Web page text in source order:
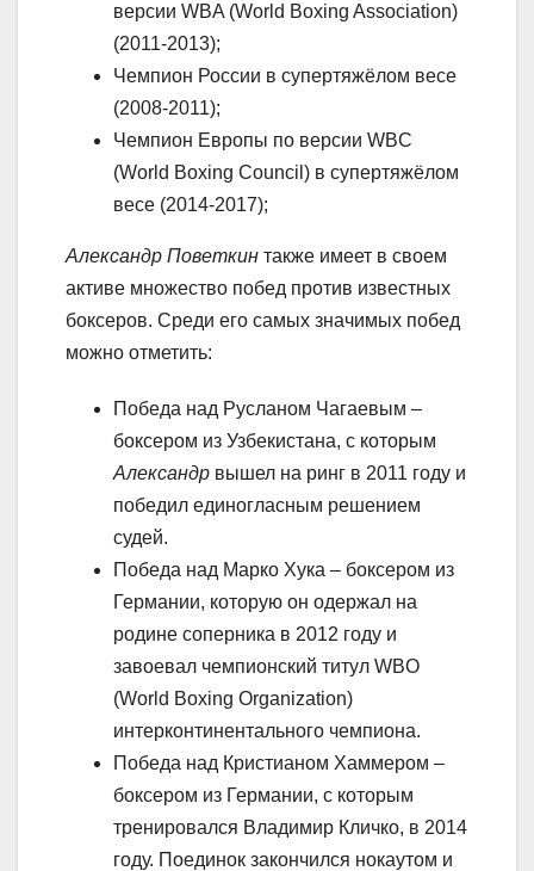
версии WBA (World Boxing Association)
(2011-2013);
Чемпион России в супертяжёлом весе
(2008-2011);
Чемпион Европы по версии WBC
(World Boxing Council) в супертяжёлом
весе (2014-2017);
Александр Поветкин также имеет в своем
активе множество побед против известных
боксеров. Среди его самых значимых побед
можно отметить:
Победа над Русланом Чагаевым –
боксером из Узбекистана, с которым
Александр вышел на ринг в 2011 году и
победил единогласным решением
судей.
Победа над Марко Хука – боксером из
Германии, которую он одержал на
родине соперника в 2012 году и
завоевал чемпионский титул WBO
(World Boxing Organization)
интерконтинентального чемпиона.
Победа над Кристианом Хаммером –
боксером из Германии, с которым
тренировался Владимир Кличко, в 2014
году. Поединок закончился нокаутом и